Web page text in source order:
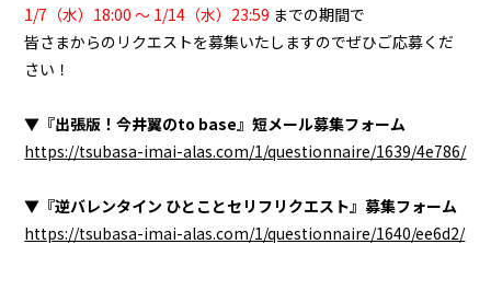
DISCOGRAPHY
1/7（水）18:00 ～ 1/14（水）23:59 までの期間で
皆さまからのリクエストを募集いたしますのでぜひご応募くだ
さい！
▼『出張版！今井翼のto base』短メール募集フォーム
https://tsubasa-imai-alas.com/1/questionnaire/1639/4e786/
▼『逆バレンタイン ひとことセリフリクエスト』募集フォーム
https://tsubasa-imai-alas.com/1/questionnaire/1640/ee6d2/